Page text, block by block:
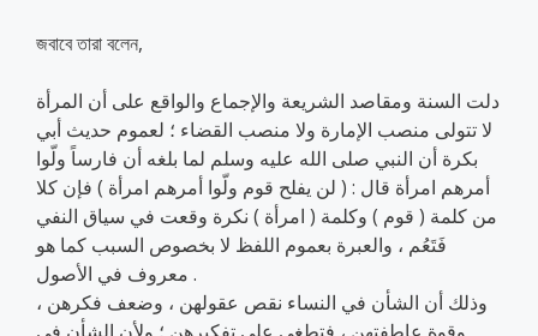
জবাবে তারা বলেন,
دلت السنة ومقاصد الشريعة والإجماع والواقع على أن المرأة
لا تتولى منصب الإمارة ولا منصب القضاء ؛ لعموم حديث أبي
بكرة أن النبي صلى الله عليه وسلم لما بلغه أن فارساً ولّوا
أمرهم امرأة قال : ( لن يفلح قوم ولّوا أمرهم امرأة ) فإن كلا
من كلمة ( قوم ) وكلمة ( امرأة ) نكرة وقعت في سياق النفي
فَتَعُم ، والعبرة بعموم اللفظ لا بخصوص السبب كما هو
معروف في الأصول .
وذلك أن الشأن في النساء نقص عقولهن ، وضعف فكرهن ،
وقوة عاطفتهن ، فتطغى على تفكيرهن ؛ ولأن الشأن في